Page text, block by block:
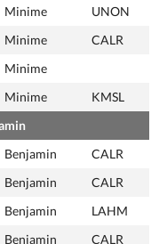
Minime
UNON
Minime
CALR
Minime
Minime
KMSL
Benjamin
CALR
Benjamin
CALR
Benjamin
LAHM
Benjamin
CALR